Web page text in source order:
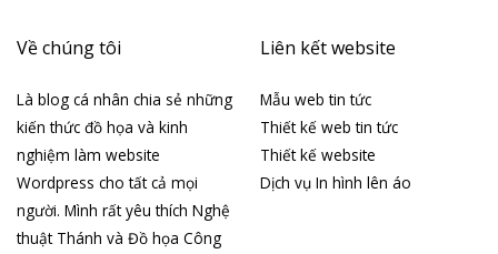
Về chúng tôi
Là blog cá nhân chia sẻ những
kiến thức đồ họa và kinh
nghiệm làm website
Wordpress cho tất cả mọi
người. Mình rất yêu thích Nghệ
thuật Thánh và Đồ họa Công
Liên kết website
Mẫu web tin tức
Thiết kế web tin tức
Thiết kế website
Dịch vụ In hình lên áo